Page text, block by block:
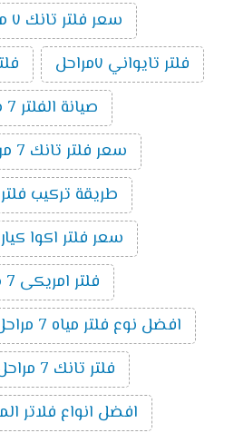
سعر فلتر تانك ٧ مراحل ٢٠٢٠
فلتر تايواني ٧مراحل
صيانة الفلتر 7 مراحل
سعر فلتر تانك 7 مراحل 2018
طريقة تركيب فلتر ٧ مراحل
سعر فلتر اكوا كيارا 7
فلتر امريكى 7 مراحل
افضل نوع فلتر مياه 7 مراحل
فلتر تانك 7 مراحل بى تك
افضل انواع فلاتر المياه 7